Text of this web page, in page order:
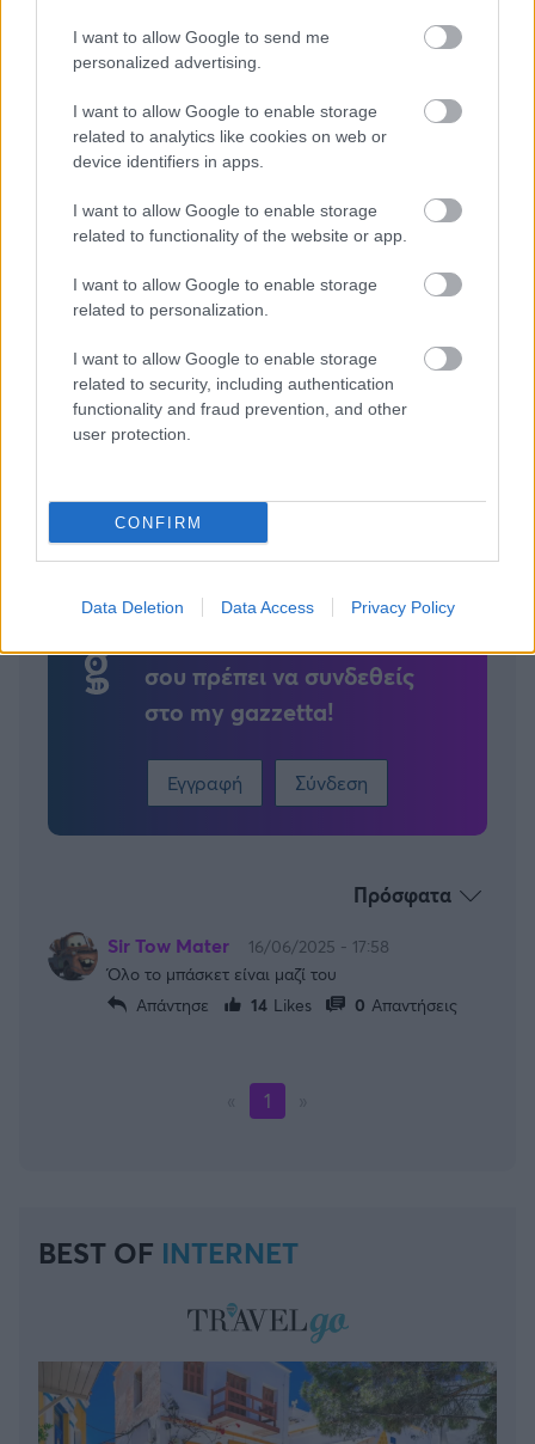
I want to allow Google to send me
personalized advertising.
I want to allow Google to enable storage
related to analytics like cookies on web or
device identifiers in apps.
I want to allow Google to enable storage
related to functionality of the website or app.
I want to allow Google to enable storage
related to personalization.
I want to allow Google to enable storage
related to security, including authentication
functionality and fraud prevention, and other
user protection.
CONFIRM
Data Deletion Data Access Privacy Policy
Gazzetta. Ακολούθησέ μας και στοGoogle News.
ΔΙΑΒΑΣΕ ΑΚΟΜΗ:
Βίρτους Μπολόνια: Ανακοίνωσε τον Γουέντελ Μουρ
Τζούνιορ
Μπαλτσερόφσκι στην Μπαρτσελόνα και οι άλλοι
σου πρέπει να συνδεθείς
στο my gazzetta!
Εγγραφή Σύνδεση
Πρόσφατα
Sir Tow Mater
16/06/2025 - 17:58
Όλο το μπάσκετ είναι μαζί του
Απάντησε
14 Likes 0 Απαντήσεις
1
BEST OF INTERNET